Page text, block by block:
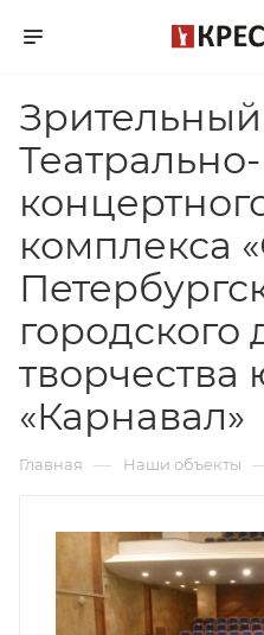
Зрительный
Театрально-
комплекса
городского
творчества
«Карнавал»
Главная — Наши объекты